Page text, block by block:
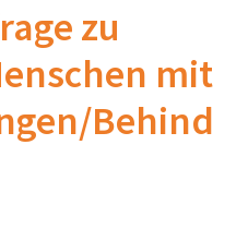
zu
mit
Behind